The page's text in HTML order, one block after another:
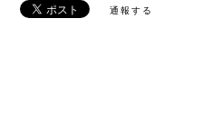
通報する